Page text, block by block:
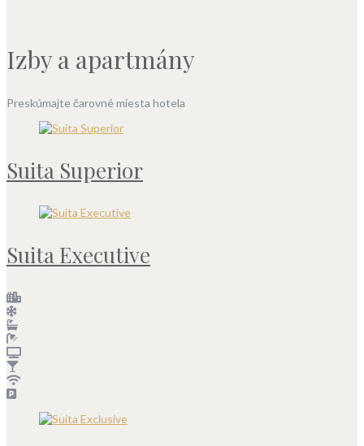
Izby a apartmány
Preskúmajte čarovné miesta hotela
Suita Superior
Suita Executive